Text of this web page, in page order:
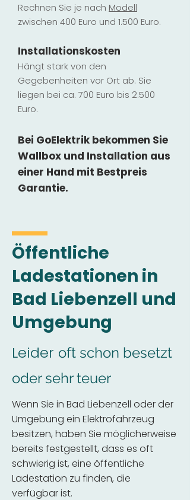
Rechnen Sie je nach Modell
zwischen 400 Euro und 1.500 Euro.
Installationskosten
Hängt stark von den
Gegebenheiten vor Ort ab. Sie
liegen bei ca. 700 Euro bis 2.500
Euro.
Bei GoElektrik bekommen Sie
Wallbox und Installation aus
einer Hand mit Bestpreis
Garantie.
Öffentliche
Ladestationen in
Bad Liebenzell und
Umgebung
Leider oft schon besetzt
oder sehr teuer
Wenn Sie in Bad Liebenzell oder der
Umgebung ein Elektrofahrzeug
besitzen, haben Sie möglicherweise
bereits festgestellt, dass es oft
schwierig ist, eine öffentliche
Ladestation zu finden, die
verfügbar ist.